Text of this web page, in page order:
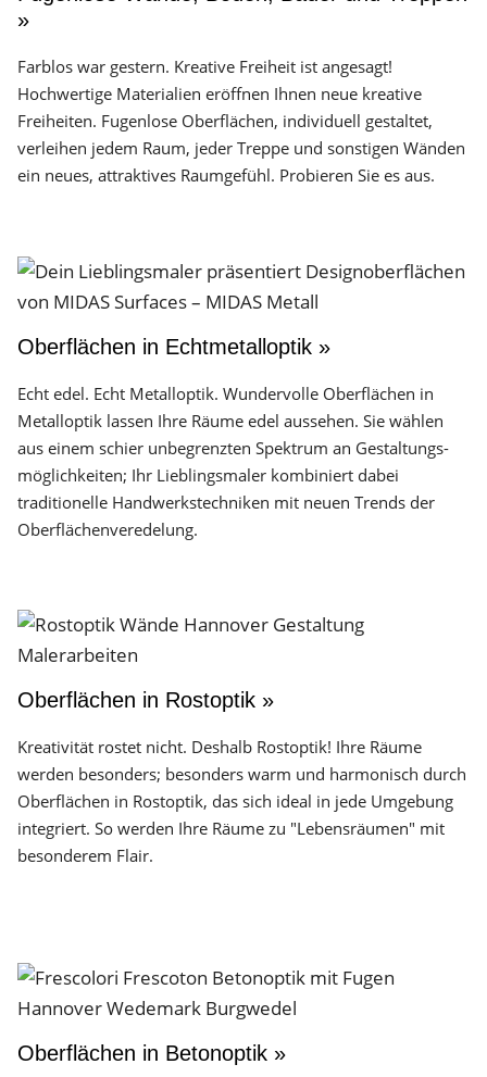
»
Farblos war gestern. Kreative Freiheit ist angesagt!
Hochwertige Materialien eröffnen Ihnen neue kreative
Freiheiten. Fugenlose Oberflächen, individuell gestaltet,
verleihen jedem Raum, jeder Treppe und sonstigen Wänden
ein neues, attraktives Raumgefühl. Probieren Sie es aus.
Oberflächen in Echtmetalloptik »
Echt edel. Echt Metalloptik. Wundervolle Oberflächen in
Metalloptik lassen Ihre Räume edel aussehen. Sie wählen
aus einem schier unbegrenzten Spektrum an Gestaltungs­
möglichkeiten; Ihr Lieblingsmaler kombiniert dabei
traditionelle Handwerks­techniken mit neuen Trends der
Oberflächen­veredelung.
Oberflächen in Rostoptik »
Kreativität rostet nicht. Deshalb Rostoptik! Ihre Räume
werden besonders; besonders warm und harmonisch durch
Oberflächen in Rostoptik, das sich ideal in jede Umgebung
integriert. So werden Ihre Räume zu "Lebensräumen" mit
besonderem Flair.
Oberflächen in Betonoptik »